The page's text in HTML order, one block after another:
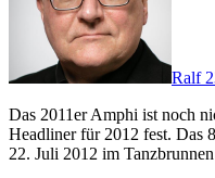
Ralf
Das 2011er Amphi ist noch nicht richtig vorbei und schon stehen die
Headliner für 2012 fest. Das
22. Juli 2012 im